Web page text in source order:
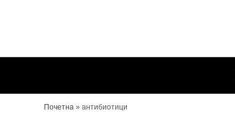
Почетна » антибиотици